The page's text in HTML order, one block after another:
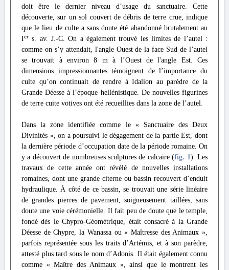
doit être le dernier niveau d’usage du sanctuaire. Cette
découverte, sur un sol couvert de débris de terre crue, indique
que le lieu de culte a sans doute été abandonné brutalement au
Ier s. av. J.-C. On a également trouvé les limites de l’autel :
comme on s’y attendait, l'angle Ouest de la face Sud de l’autel
se trouvait à environ 8 m à l’Ouest de l'angle Est. Ces
dimensions impressionnantes témoignent de l’importance du
culte qu’on continuait de rendre à Idalion au parèdre de la
Grande Déesse à l’époque hellénistique. De nouvelles figurines
de terre cuite votives ont été recueillies dans la zone de l’autel.
Dans la zone identifiée comme le « Sanctuaire des Deux
Divinités », on a poursuivi le dégagement de la partie Est, dont
la dernière période d’occupation date de la période romaine. On
y a découvert de nombreuses sculptures de calcaire (fig. 1). Les
travaux de cette année ont révélé de nouvelles installations
romaines, dont une grande citerne ou bassin recouvert d’enduit
hydraulique. À côté de ce bassin, se trouvait une série linéaire
de grandes pierres de pavement, soigneusement taillées, sans
doute une voie cérémonielle. Il fait peu de doute que le temple,
fondé dès le Chypro-Géométrique, était consacré à la Grande
Déesse de Chypre, la Wanassa ou « Maîtresse des Animaux »,
parfois représentée sous les traits d’Artémis, et à son parèdre,
attesté plus tard sous le nom d’Adonis. Il était également connu
comme « Maître des Animaux », ainsi que le montrent les